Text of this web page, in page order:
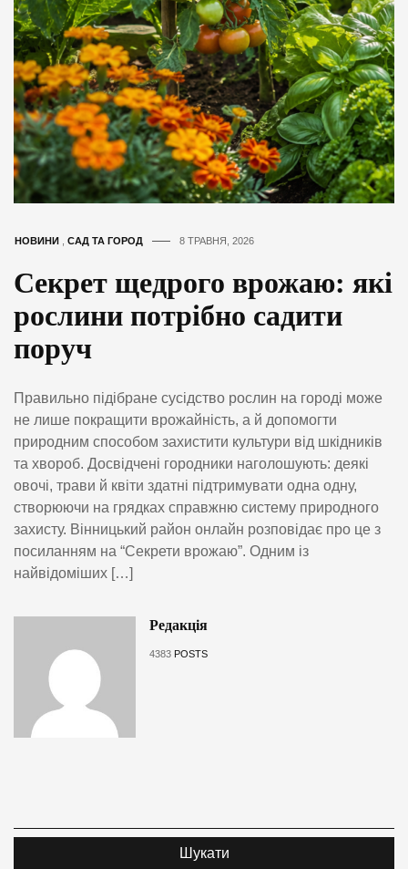
НОВИНИ САД ТА ГОРОД 8 ТРАВНЯ, 2026
Секрет щедрого врожаю: які
рослини потрібно садити
поруч
Правильно підібране сусідство рослин на городі може
не лише покращити врожайність, а й допомогти
природним способом захистити культури від шкідників
та хвороб. Досвідчені городники наголошують: деякі
овочі, трави й квіти здатні підтримувати одна одну,
створюючи на грядках справжню систему природного
захисту. Вінницький район онлайн розповідає про це з
посиланням на “Секрети врожаю”. Одним із
найвідоміших […]
Редакція
4383 POSTS